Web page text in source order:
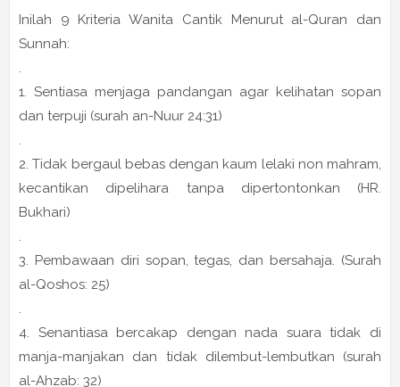
Inilah 9 Kriteria Wanita Cantik Menurut al-Quran dan
Sunnah:
.
1. Sentiasa menjaga pandangan agar kelihatan sopan
dan terpuji (surah an-Nuur 24:31)
.
2. Tidak bergaul bebas dengan kaum lelaki non mahram,
kecantikan dipelihara tanpa dipertontonkan (HR.
Bukhari)
.
3. Pembawaan diri sopan, tegas, dan bersahaja. (Surah
al-Qoshos: 25)
.
4. Senantiasa bercakap dengan nada suara tidak di
manja-manjakan dan tidak dilembut-lembutkan (surah
al-Ahzab: 32)